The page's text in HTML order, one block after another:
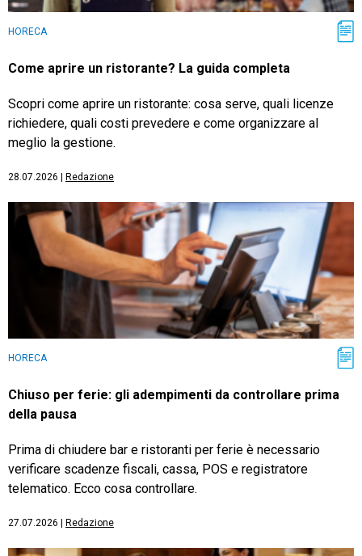
HORECA
Come aprire un ristorante? La guida completa
Scopri come aprire un ristorante: cosa serve, quali licenze
richiedere, quali costi prevedere e come organizzare al
meglio la gestione.
28.07.2026 Redazione
HORECA
Chiuso per ferie: gli adempimenti da controllare prima
della pausa
Prima di chiudere bar e ristoranti per ferie è necessario
verificare scadenze fiscali, cassa, POS e registratore
telematico. Ecco cosa controllare.
27.07.2026 Redazione